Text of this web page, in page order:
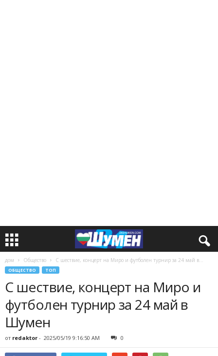
дом Общество С шествие, концерт на Миро и футболен турнир за 24 май в...
ОБЩЕСТВО ТОП
С шествие, концерт на Миро и
футболен турнир за 24 май в
Шумен
от redaktor - 2025/05/19 9:16:50 AM 0